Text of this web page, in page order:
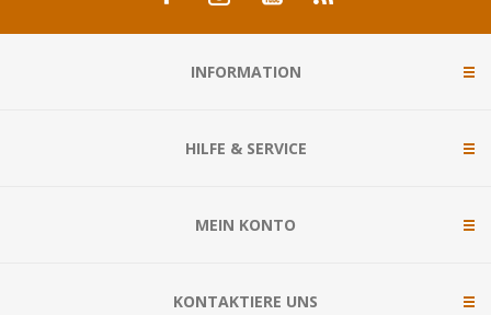
INFORMATION
HILFE & SERVICE
MEIN KONTO
KONTAKTIERE UNS